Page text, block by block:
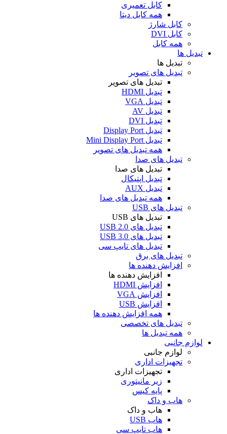
کابل تعمیری
همه کابل دیتا
کابل شارژ
کابل DVI
همه کابل
تبدیل ها
تبدیل ها
تبدیل های تصویر
تبدیل های تصویر
تبدیل HDMI
تبدیل VGA
تبدیل AV
تبدیل DVI
تبدیل Display Port
تبدیل Mini Display Port
همه تبدیل های تصویر
تبدیل های صدا
تبدیل های صدا
تبدیل اپتیکال
تبدیل AUX
همه تبدیل های صدا
تبدیل های USB
تبدیل های USB
تبدیل های USB 2.0
تبدیل های USB 3.0
تبدیل های تایپ سی
تبدیل های برق
افزایش دهنده ها
افزایش دهنده ها
افزایش HDMI
افزایش VGA
افزایش USB
همه افزایش دهنده ها
تبدیل های تخصصی
همه تبدیل ها
لوازم جانبی
لوازم جانبی
تجهیزات اداری
تجهیزات اداری
زیر مانیتوری
پایه کیس
هاب و داک
هاب و داک
هاب USB
هاب تایپ سی